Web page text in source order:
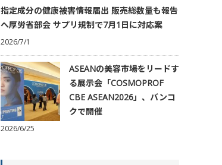
指定成分の健康被害情報届出 販売総数量も報告
へ厚労省部会 サプリ規制で7月1日に対応案
2026/7/1
ASEANの美容市場をリードす
る展示会「COSMOPROF
CBE ASEAN2026」、バンコ
クで開催
2026/6/25